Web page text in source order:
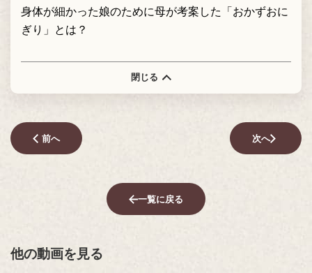
身体が細かった娘のために母が考案した「おかずおに
ぎり」とは？
閉じる
前へ 次へ
一覧に戻る
他の動画を見る